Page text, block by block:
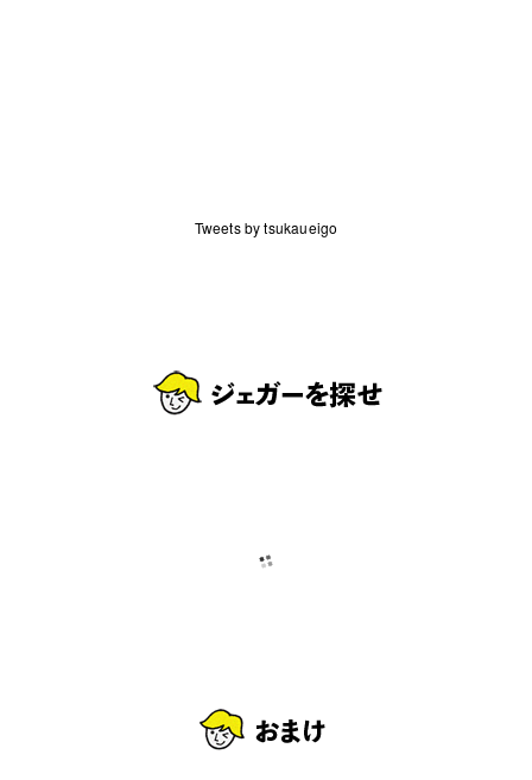
Tweets by tsukaueigo